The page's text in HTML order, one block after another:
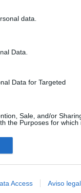
data.
Data.
Data for Targeted
Sale, and/or
the Purposes for which
Access Aviso legal
the world's largest news
cover of each